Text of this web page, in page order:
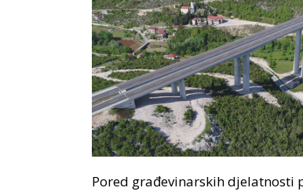
Pored građevinarskih djelatnosti